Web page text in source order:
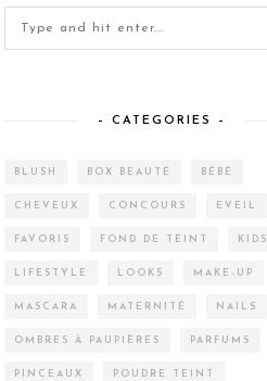
– CATEGORIES –
BLUSH BOX BEAUTÉ BÉBÉ
CHEVEUX CONCOURS EVEIL
FAVORIS FOND DE TEINT KIDS
LIFESTYLE LOOKS MAKE-UP
MASCARA MATERNITÉ NAILS
OMBRES À PAUPIÈRES PARFUMS
PINCEAUX POUDRE TEINT